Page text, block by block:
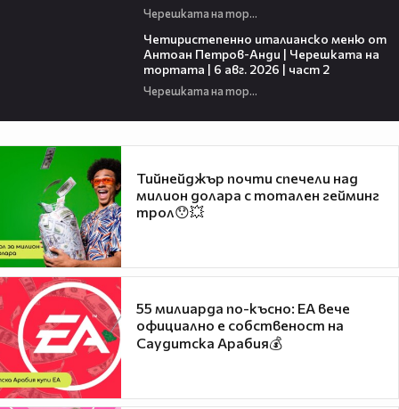
Черешката на тортата
Четиристепенно италианско меню от
Антоан Петров-Анди | Черешката на
тортата | 6 авг. 2026 | част 2
Черешката на тортата
Тийнейджър почти спечели над
милион долара с тотален гейминг
трол😯💥
55 милиарда по-късно: EA вече
официално е собственост на
Саудитска Арабия💰